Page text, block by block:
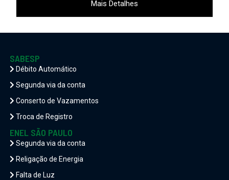
Mais Detalhes
SABESP
Débito Automático
Segunda via da conta
Conserto de Vazamentos
Troca de Registro
ENEL SÃO PAULO
Segunda via da conta
Religação de Energia
Falta de Luz